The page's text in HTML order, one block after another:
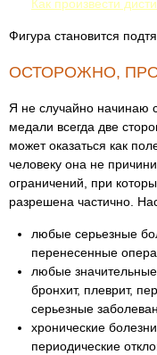
Как произвести
Фигура становится
ОСТОРОЖНО,
Я не случайно начинаю
медали всегда две
может оказаться как
человеку она не
ограничений, при
разрешена частично.
любые серьезные
перенесенные
любые значительные
бронхит, плеврит,
серьезные
хронические
периодические